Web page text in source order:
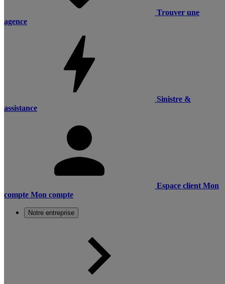
Trouver une
agence
Sinistre &
assistance
Espace client Mon
compte Mon compte
Notre entreprise